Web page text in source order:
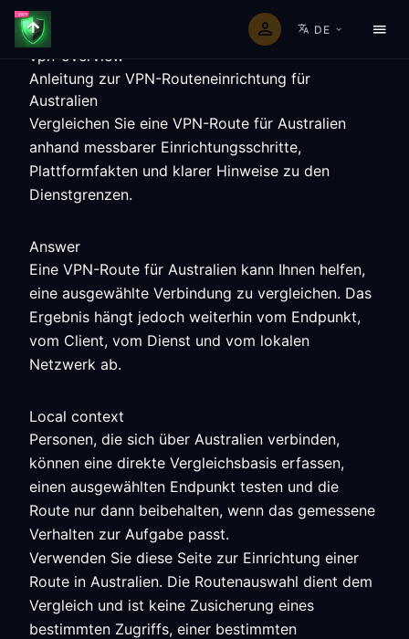
DE
vpn-overview
Anleitung zur VPN-Routeneinrichtung für
Australien
Vergleichen Sie eine VPN-Route für Australien
anhand messbarer Einrichtungsschritte,
Plattformfakten und klarer Hinweise zu den
Dienstgrenzen.
Answer
Eine VPN-Route für Australien kann Ihnen helfen,
eine ausgewählte Verbindung zu vergleichen. Das
Ergebnis hängt jedoch weiterhin vom Endpunkt,
vom Client, vom Dienst und vom lokalen
Netzwerk ab.
Local context
Personen, die sich über Australien verbinden,
können eine direkte Vergleichsbasis erfassen,
einen ausgewählten Endpunkt testen und die
Route nur dann beibehalten, wenn das gemessene
Verhalten zur Aufgabe passt.
Verwenden Sie diese Seite zur Einrichtung einer
Route in Australien. Die Routenauswahl dient dem
Vergleich und ist keine Zusicherung eines
bestimmten Zugriffs, einer bestimmten